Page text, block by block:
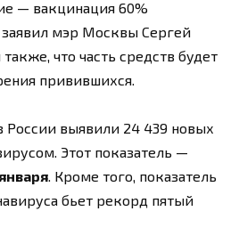
— вакцинация 60%
мэр Москвы Сергей
что часть средств будет
привившихся.
России выявили 24 439 новых
Этот показатель —
. Кроме того, показатель
бьет рекорд пятый